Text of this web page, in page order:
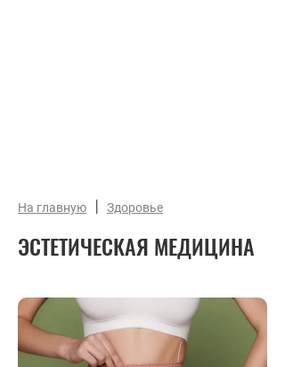
На главную | Здоровье
ЭСТЕТИЧЕСКАЯ МЕДИЦИНА